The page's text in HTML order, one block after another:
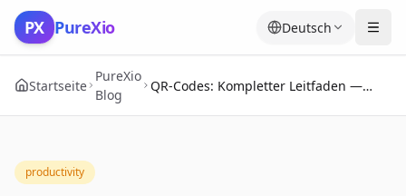
Zum Inhalt springen
PX PureXio Deutsch
Startseite
PureXio
Blog
QR-Codes: Kompletter Leitfaden —
productivity